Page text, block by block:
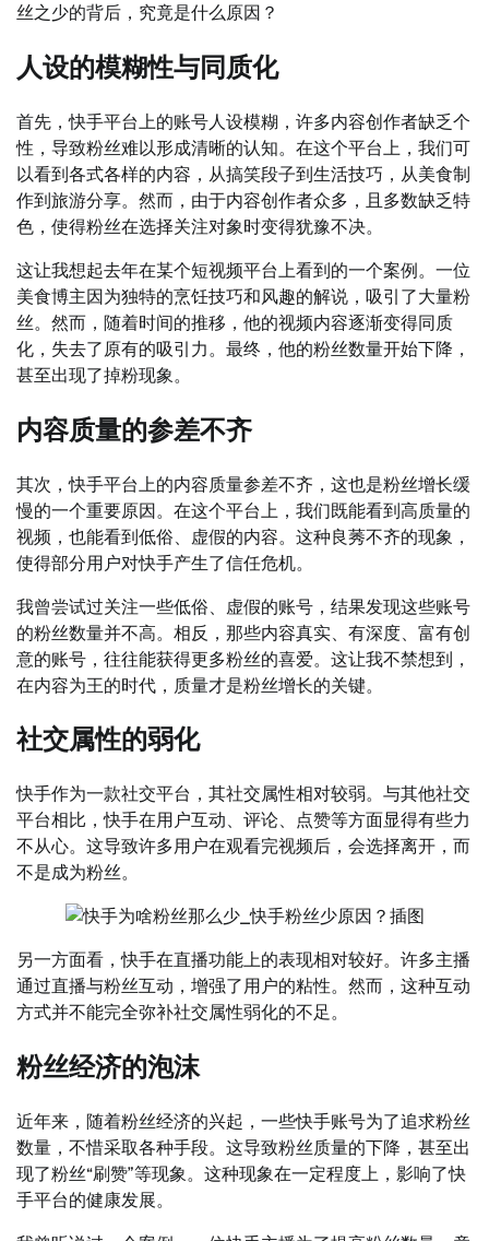
丝之少的背后，究竟是什么原因？
人设的模糊性与同质化
首先，快手平台上的账号人设模糊，许多内容创作者缺乏个
性，导致粉丝难以形成清晰的认知。在这个平台上，我们可
以看到各式各样的内容，从搞笑段子到生活技巧，从美食制
作到旅游分享。然而，由于内容创作者众多，且多数缺乏特
色，使得粉丝在选择关注对象时变得犹豫不决。
这让我想起去年在某个短视频平台上看到的一个案例。一位
美食博主因为独特的烹饪技巧和风趣的解说，吸引了大量粉
丝。然而，随着时间的推移，他的视频内容逐渐变得同质
化，失去了原有的吸引力。最终，他的粉丝数量开始下降，
甚至出现了掉粉现象。
内容质量的参差不齐
其次，快手平台上的内容质量参差不齐，这也是粉丝增长缓
慢的一个重要原因。在这个平台上，我们既能看到高质量的
视频，也能看到低俗、虚假的内容。这种良莠不齐的现象，
使得部分用户对快手产生了信任危机。
我曾尝试过关注一些低俗、虚假的账号，结果发现这些账号
的粉丝数量并不高。相反，那些内容真实、有深度、富有创
意的账号，往往能获得更多粉丝的喜爱。这让我不禁想到，
在内容为王的时代，质量才是粉丝增长的关键。
社交属性的弱化
快手作为一款社交平台，其社交属性相对较弱。与其他社交
平台相比，快手在用户互动、评论、点赞等方面显得有些力
不从心。这导致许多用户在观看完视频后，会选择离开，而
不是成为粉丝。
另一方面看，快手在直播功能上的表现相对较好。许多主播
通过直播与粉丝互动，增强了用户的粘性。然而，这种互动
方式并不能完全弥补社交属性弱化的不足。
粉丝经济的泡沫
近年来，随着粉丝经济的兴起，一些快手账号为了追求粉丝
数量，不惜采取各种手段。这导致粉丝质量的下降，甚至出
现了粉丝“刷赞”等现象。这种现象在一定程度上，影响了快
手平台的健康发展。